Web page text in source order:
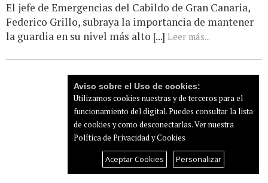
El jefe de Emergencias del Cabildo de Gran Canaria,
Federico Grillo, subraya la importancia de mantener
la guardia en su nivel más alto [...] Leer más...
Aviso sobre el Uso de cookies:
Utilizamos cookies nuestras y de terceros para el
funcionamiento del digital. Puedes consultar la lista
de cookies y como desconectarlas.Ver nuestra
Política de Privacidad y Cookies
Aceptar Cookies Personalizar